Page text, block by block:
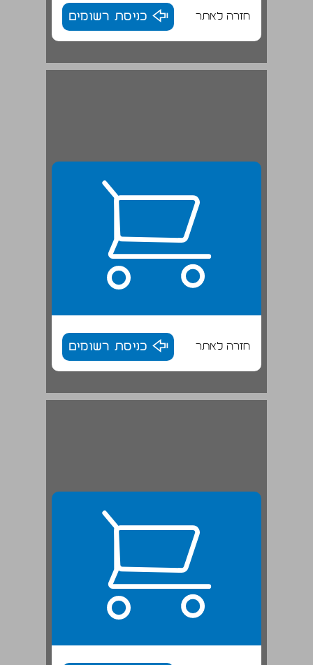
חזרה לאתר כניסת רשומים
4. הגברה מלאכותית של הכוח הפוליטי והאלקטורלי של מפלגות מסוימות ... 26
חזרה לאתר כניסת רשומים